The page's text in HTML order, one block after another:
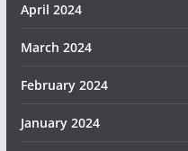
April 2024
March 2024
February 2024
January 2024